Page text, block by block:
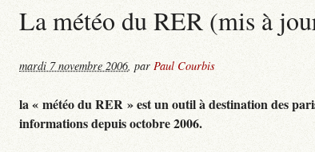
La météo du RER (mis à
mardi 7 novembre 2006, par Paul Courbis
la « météo du RER » est un outil à destination des
informations depuis octobre 2006.